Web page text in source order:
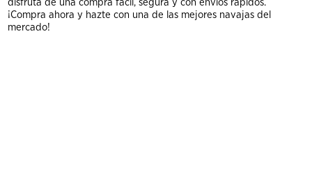
disfruta de una compra fácil, segura y con envíos rápidos.
¡Compra ahora y hazte con una de las mejores navajas del
mercado!